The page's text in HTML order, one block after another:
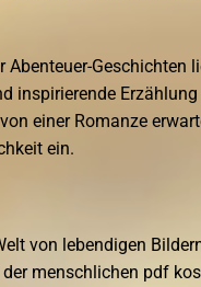
Geschichten
inspirierende
einer Romanze
ein.
von lebendigen
menschlichen pdf